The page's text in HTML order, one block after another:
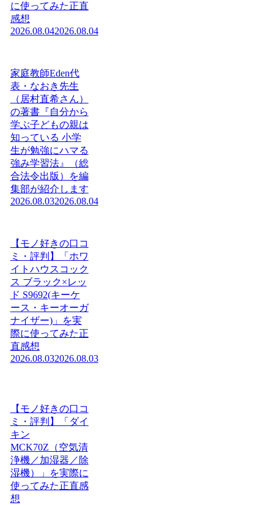
に使ってみた正直
感想
2026.08.042026.08.04
家庭教師Eden代
表・なおき先生
（居村直希さん）
の著書『自分から
学ぶ子どもの親は
知っている 小学
生が勉強にハマる
強み学習法』（総
合法令出版）を編
集部が紹介します
2026.08.032026.08.04
【モノ好きの口コ
ミ・評判】「ホワ
イトハウスコック
ス ブラック×レッ
ド S9692(キーケ
ース・キーオーガ
ナイザー)」を実
際に使ってみた正
直感想
2026.08.032026.08.03
【モノ好きの口コ
ミ・評判】「ダイ
キン
MCK70Z（空気清
浄機／加湿器／除
湿機）」を実際に
使ってみた正直感
想